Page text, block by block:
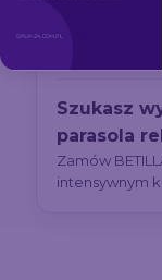
Szukasz
parasola
Zamów
intensywnym